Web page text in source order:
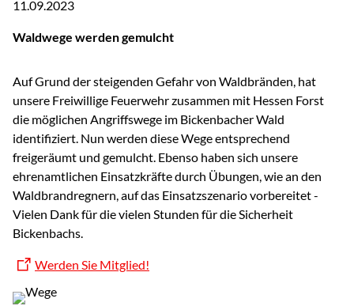
11.09.2023
Waldwege werden gemulcht
Auf Grund der steigenden Gefahr von Waldbränden, hat
unsere Freiwillige Feuerwehr zusammen mit Hessen Forst
die möglichen Angriffswege im Bickenbacher Wald
identifiziert. Nun werden diese Wege entsprechend
freigeräumt und gemulcht. Ebenso haben sich unsere
ehrenamtlichen Einsatzkräfte durch Übungen, wie an den
Waldbrandregnern, auf das Einsatzszenario vorbereitet -
Vielen Dank für die vielen Stunden für die Sicherheit
Bickenbachs.
Werden Sie Mitglied!